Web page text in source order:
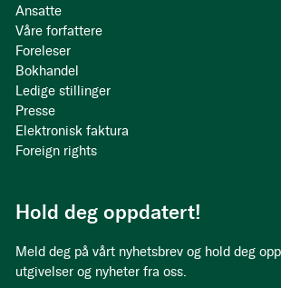
Ansatte
Våre forfattere
Foreleser
Bokhandel
Ledige stillinger
Presse
Elektronisk faktura
Foreign rights
Hold deg oppdatert!
Meld deg på vårt nyhetsbrev og hold deg
utgivelser og nyheter fra oss.